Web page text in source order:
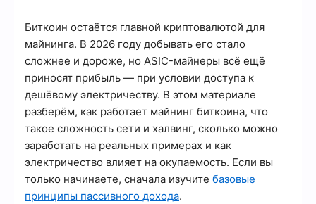
Биткоин остаётся главной криптовалютой для
майнинга. В 2026 году добывать его стало
сложнее и дороже, но ASIC-майнеры всё ещё
приносят прибыль — при условии доступа к
дешёвому электричеству. В этом материале
разберём, как работает майнинг биткоина, что
такое сложность сети и халвинг, сколько можно
заработать на реальных примерах и как
электричество влияет на окупаемость. Если вы
только начинаете, сначала изучите базовые
принципы пассивного дохода.